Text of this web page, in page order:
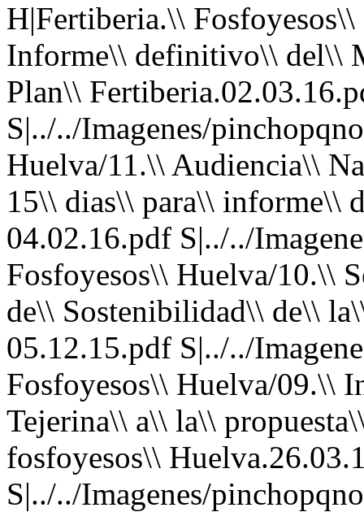
H|Fertiberia.\\
Informe\\ definitivo\\ del\\
Plan\\
S|../../Imagenes/
Huelva/11.\\ Audiencia\\
15\\ dias\\ para\\
04.02.16.pdf S|../../
Fosfoyesos\\ Huelva/10.\\
de\\ Sostenibilidad\\ de\\
05.12.15.pdf S|../../
Fosfoyesos\\ Huelva/09.\\
Tejerina\\ a\\ la\\
fosfoyesos\\
S|../../Imagenes/